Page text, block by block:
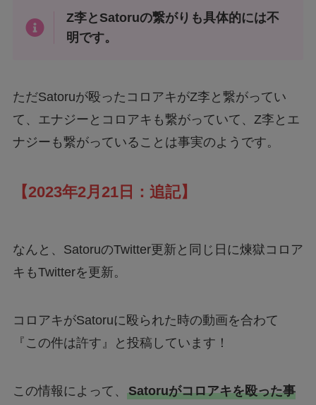
Z李とSatoruの繋がりも具体的には不
明です。
ただSatoruが殴ったコロアキがZ李と繋がってい
て、エナジーとコロアキも繋がっていて、Z李とエ
ナジーも繋がっていることは事実のようです。
【2023年2月21日：追記】
なんと、SatoruのTwitter更新と同じ日に煉獄コロア
キもTwitterを更新。
コロアキがSatoruに殴られた時の動画を合わて
『この件は許す』と投稿しています！
この情報によって、 Satoruがコロアキを殴った事